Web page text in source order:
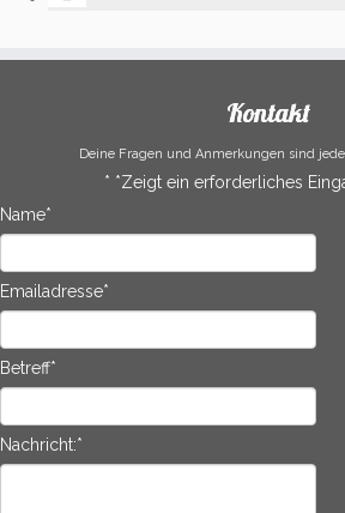
Kontakt
Deine Fragen und Anmerkungen sind
* *Zeigt ein erforderliches
Name*
Emailadresse*
Betreff*
Nachricht:*